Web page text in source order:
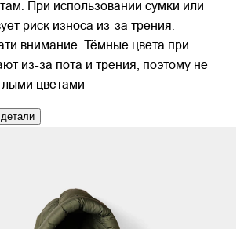
При использовании сумки или
риск износа из-за трения.
внимание. Тёмные цвета при
из-за пота и трения, поэтому не
цветами